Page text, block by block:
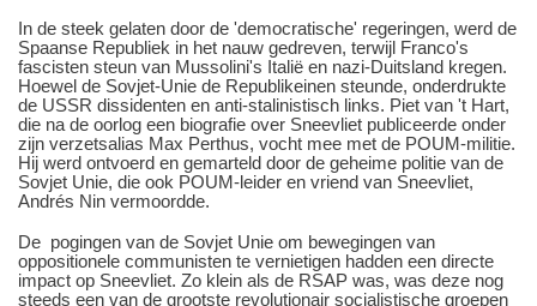
In de steek gelaten door de 'democratische' regeringen, werd de
Spaanse Republiek in het nauw gedreven, terwijl Franco's
fascisten steun van Mussolini's Italië en nazi-Duitsland kregen.
Hoewel de Sovjet-Unie de Republikeinen steunde, onderdrukte
de USSR dissidenten en anti-stalinistisch links. Piet van 't Hart,
die na de oorlog een biografie over Sneevliet publiceerde onder
zijn verzetsalias Max Perthus, vocht mee met de POUM-militie.
Hij werd ontvoerd en gemarteld door de geheime politie van de
Sovjet Unie, die ook POUM-leider en vriend van Sneevliet,
Andrés Nin vermoordde.
De pogingen van de Sovjet Unie om bewegingen van
oppositionele communisten te vernietigen hadden een directe
impact op Sneevliet. Zo klein als de RSAP was, was deze nog
steeds een van de grootste revolutionair socialistische groepen